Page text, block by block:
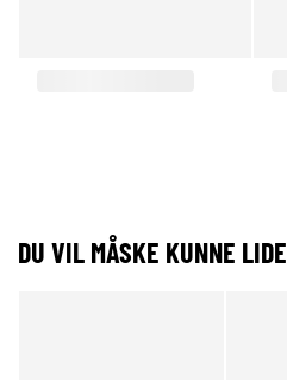
DU VIL MÅSKE KUNNE LIDE